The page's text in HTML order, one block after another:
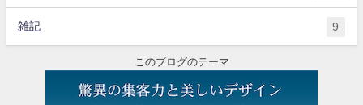
雑記 9
このブログのテーマ